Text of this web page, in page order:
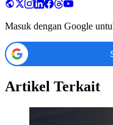
Masuk dengan Google
Artikel Terkait